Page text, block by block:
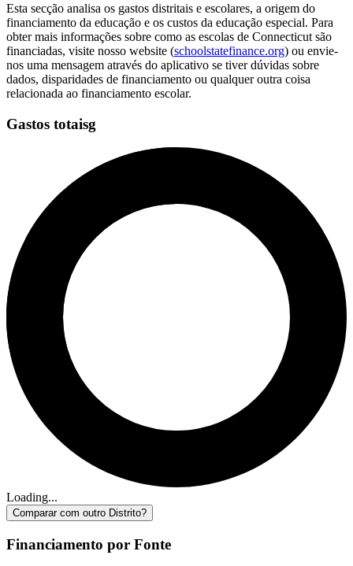
Esta secção analisa os gastos distritais e escolares, a origem do
financiamento da educação e os custos da educação especial. Para
obter mais informações sobre como as escolas de Connecticut são
financiadas, visite nosso website (schoolstatefinance.org) ou envie-
nos uma mensagem através do aplicativo se tiver dúvidas sobre
dados, disparidades de financiamento ou qualquer outra coisa
relacionada ao financiamento escolar.
Gastos totaisg
Loading...
Comparar com outro Distrito?
Financiamento por Fonte